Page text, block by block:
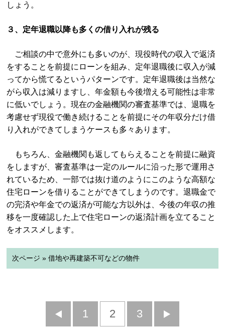
しょう。
３、定年退職以降も多くの借り入れが残る
ご相談の中で意外にも多いのが、現役時代の収入で返済
をすることを前提にローンを組み、定年退職後に収入が減
ってから慌てるというパターンです。定年退職後は当然な
がら収入は減りますし、年金額も今後増える可能性は非常
に低いでしょう。現在の金融機関の審査基準では、退職を
考慮せず現役で働き続けることを前提にその年収分だけ借
り入れができてしまうケースも多々あります。
もちろん、金融機関も返してもらえることを前提に融資
をしますが、審査基準は一定のルールに沿った形で運用さ
れているため、一部では抜け道のようにこのような高額な
住宅ローンを借りることができてしまうのです。退職金で
の完済や年金での返済が可能な方以外は、今後の年収の推
移を一度確認した上で住宅ローンの返済計画を立てること
をオススメします。
次ページ » 借地や再建築不可などの物件
前
1 2 3